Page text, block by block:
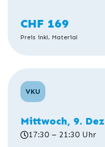
CHF 169
Preis inkl. Material
VKU
Mittwoch, 9.
17:30 – 21:30 Uhr